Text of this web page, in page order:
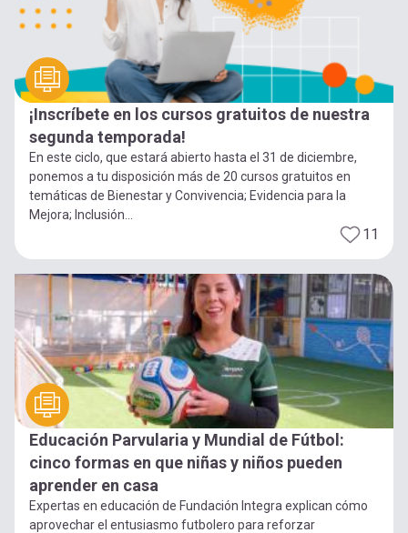
¡Inscríbete en los cursos gratuitos de nuestra
segunda temporada!
En este ciclo, que estará abierto hasta el 31 de diciembre,
ponemos a tu disposición más de 20 cursos gratuitos en
temáticas de Bienestar y Convivencia; Evidencia para la
Mejora; Inclusión...
11
Educación Parvularia y Mundial de Fútbol:
cinco formas en que niñas y niños pueden
aprender en casa
Expertas en educación de Fundación Integra explican cómo
aprovechar el entusiasmo futbolero para reforzar